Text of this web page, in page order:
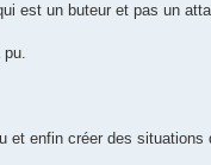
est un buteur et pas un
pu.
et enfin créer des situations